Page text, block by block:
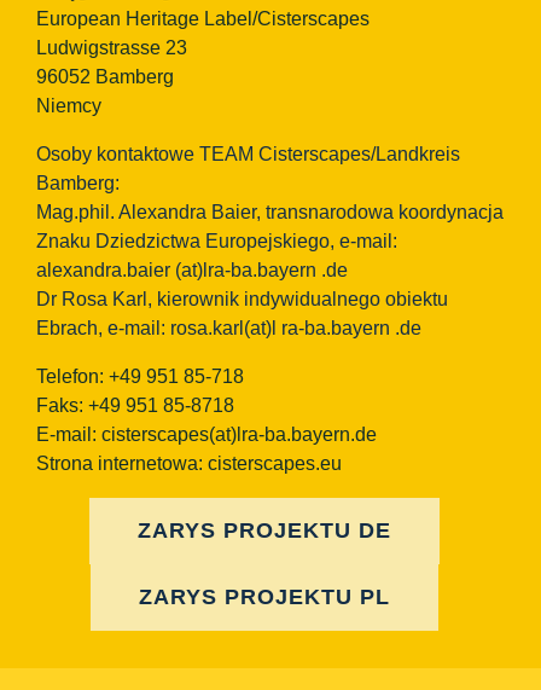
European Heritage Label/Cisterscapes
Ludwigstrasse 23
96052 Bamberg
Niemcy
Osoby kontaktowe TEAM Cisterscapes/Landkreis
Bamberg:
Mag.phil. Alexandra Baier, transnarodowa koordynacja
Znaku Dziedzictwa Europejskiego, e-mail:
alexandra.baier (at)lra-ba.bayern .de
Dr Rosa Karl, kierownik indywidualnego obiektu
Ebrach, e-mail: rosa.karl(at)l ra-ba.bayern .de
Telefon: +49 951 85-718
Faks: +49 951 85-8718
E-mail: cisterscapes(at)lra-ba.bayern.de
Strona internetowa: cisterscapes.eu
ZARYS PROJEKTU DE
ZARYS PROJEKTU PL